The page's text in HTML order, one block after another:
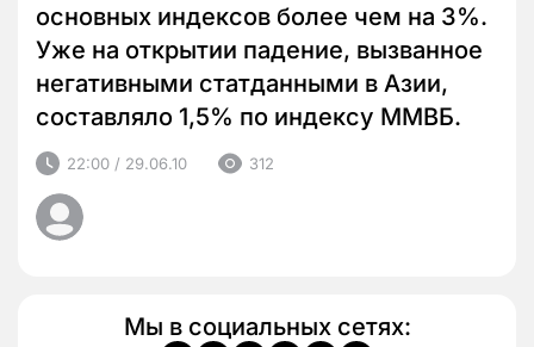
основных индексов более чем на 3%.
Уже на открытии падение, вызванное
негативными статданными в Азии,
составляло 1,5% по индексу ММВБ.
22:00 / 29.06.10 312
Мы в социальных сетях: